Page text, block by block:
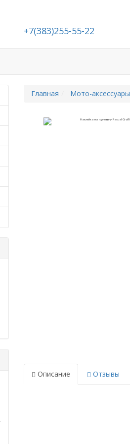
+7(383)255-55-22
Главная Мото-аксессуары
Описание Отзывы